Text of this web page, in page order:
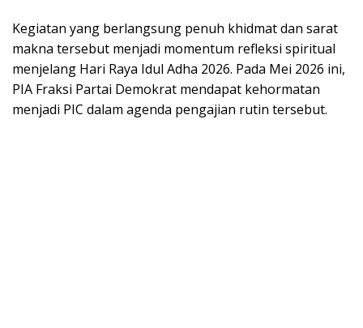
Kegiatan yang berlangsung penuh khidmat dan sarat
makna tersebut menjadi momentum refleksi spiritual
menjelang Hari Raya Idul Adha 2026. Pada Mei 2026 ini,
PIA Fraksi Partai Demokrat mendapat kehormatan
menjadi PIC dalam agenda pengajian rutin tersebut.